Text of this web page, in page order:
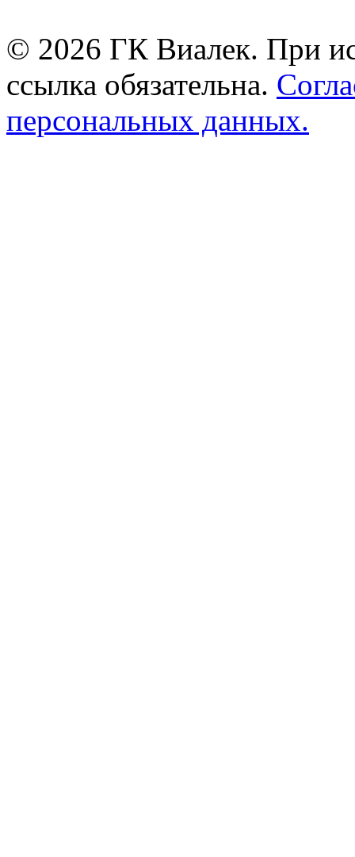
© 2026 ГК Виалек. При
ссылка обязательна.
персональных данных.